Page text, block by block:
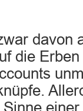
davon
die
einer